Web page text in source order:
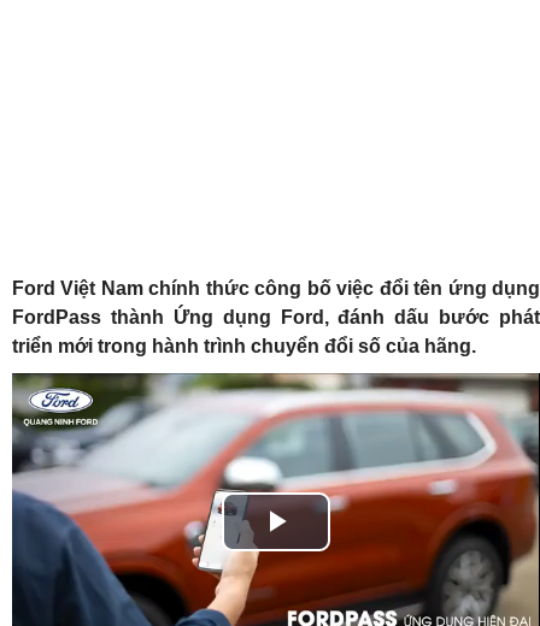
Ford Việt Nam chính thức công bố việc đổi tên ứng dụng
FordPass thành Ứng dụng Ford, đánh dấu bước phát
triển mới trong hành trình chuyển đổi số của hãng.
Play
Video